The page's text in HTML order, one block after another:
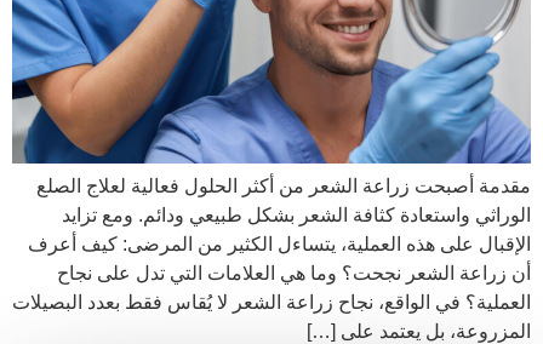
مقدمة أصبحت زراعة الشعر من أكثر الحلول فعالية لعلاج الصلع
الوراثي واستعادة كثافة الشعر بشكل طبيعي ودائم. ومع تزايد
الإقبال على هذه العملية، يتساءل الكثير من المرضى: كيف أعرف
أن زراعة الشعر نجحت؟ وما هي العلامات التي تدل على نجاح
العملية؟ في الواقع، نجاح زراعة الشعر لا يُقاس فقط بعدد البصيلات
المزروعة، بل يعتمد على […]